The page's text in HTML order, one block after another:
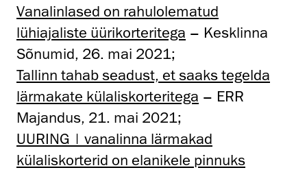
Vanalinlased on rahulolematud
lühiajaliste üürikorteritega – Kesklinna
Sõnumid, 26. mai 2021;
Tallinn tahab seadust, et saaks tegelda
lärmakate külaliskorteritega – ERR
Majandus, 21. mai 2021;
UURING | vanalinna lärmakad
külaliskorterid on elanikele pinnuks